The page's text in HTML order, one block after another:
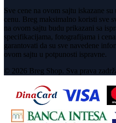
Sve cene na ovom sajtu iskazane
cenu. Breg maksimalno koristi sve
na ovom sajtu budu prikazani sa
specifikacijama, fotografijama i
garantovati da su sve navedene
ovom sajtu u potpunosti ispravne.
© 2026 Breg Shop. Sva prava